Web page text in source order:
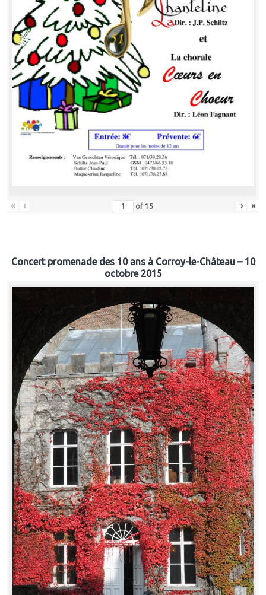
« ‹ of 15 › »
Concert promenade des 10 ans à Corroy-le-Château – 10
octobre 2015